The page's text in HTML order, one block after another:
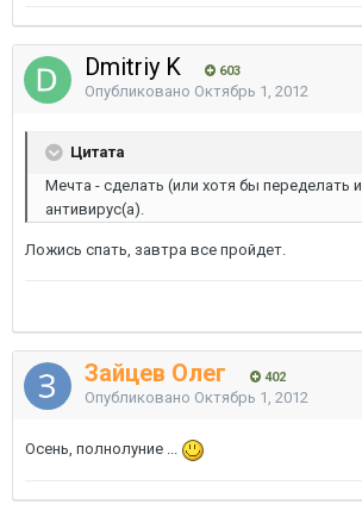
Dmitriy K 603
Опубликовано Октябрь 1, 2012
Цитата
Мечта - сделать (или хотя бы переделать
антивирус(а).
Ложись спать, завтра все пройдет.
Зайцев Олег 402
Опубликовано Октябрь 1, 2012
Осень, полнолуние ...